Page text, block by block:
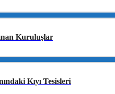
Kuruluşlar
Kıyı Tesisleri